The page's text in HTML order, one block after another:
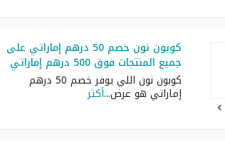
كوبون نون خصم 50 درهم إماراتي على
جميع المنتجات فوق 500 درهم إماراتي
كوبون نون اللي يوفر خصم 50 درهم
إماراتي هو عرض...أكثر